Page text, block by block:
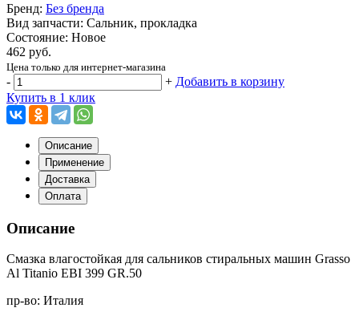
Бренд: Без бренда
Вид запчасти: Сальник, прокладка
Состояние: Новое
462 руб.
Цена только для интернет-магазина
- + Добавить в корзину
Купить в 1 клик
Описание
Применение
Доставка
Оплата
Описание
Смазка влагостойкая для сальников стиральных машин Grasso
Al Titanio EBI 399 GR.50
пр-во: Италия